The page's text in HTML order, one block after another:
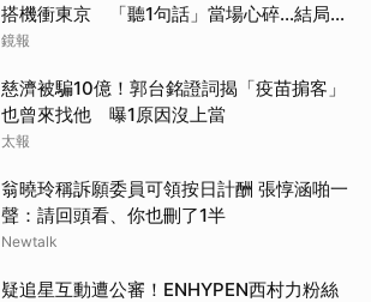
搭機衝東京 「聽1句話」當場心碎...結局看
哭網
鏡報
慈濟被騙10億！郭台銘證詞揭「疫苗掮客」
也曾來找他 曝1原因沒上當
太報
翁曉玲稱訴願委員可領按日計酬 張惇涵啪一
聲：請回頭看、你也刪了1半
Newtalk
疑追星互動遭公審！ENHYPEN西村力粉絲